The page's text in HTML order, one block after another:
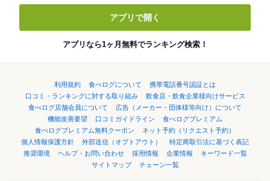
アプリで開く
アプリなら1ヶ月無料でランキング検索！
利用規約 食べログについて
携帯電話番号認証とは
口コミ・ランキングに対する取り組み
飲食店・飲食企業様向けサービス
食べログ店舗会員について
広告（メーカー・団体様等向け）について
機能改善要望
口コミガイドライン
食べログプレミアム
食べログプレミアム無料クーポン
ネット予約（リクエスト予約）
個人情報保護方針
外部送信（オプトアウト）
特定商取引法に基づく表記
推奨環境
ヘルプ・お問い合わせ 採用情報 企業情報
キーワード一覧
サイトマップ
チェーン一覧